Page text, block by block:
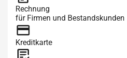
Rechnung
für Firmen und Bestandskunden
Kreditkarte